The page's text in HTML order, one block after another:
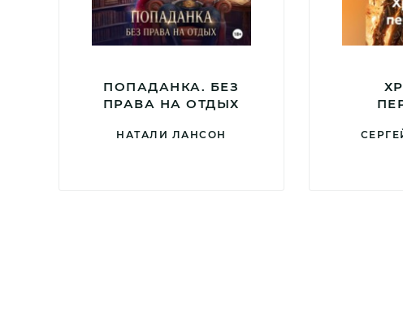
ПОПАДАНКА. БЕЗ
ПРАВА НА ОТДЫХ
НАТАЛИ ЛАНСОН